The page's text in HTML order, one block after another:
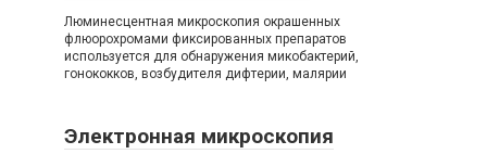
Люминесцентная микроскопия окрашенных
флюорохромами фиксированных препаратов
используется для обнаружения микобактерий,
гонококков, возбудителя дифтерии, малярии
Электронная микроскопия